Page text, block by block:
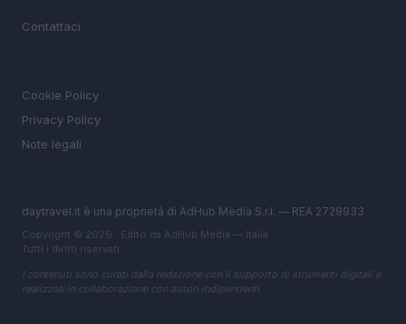
Contattaci
Cookie Policy
Privacy Policy
Note legali
daytravel.it è una proprietà di AdHub Media S.r.l. — REA 2729933
Copyright © 2026 · Edito da AdHub Media — Italia
Tutti i diritti riservati
I contenuti sono curati dalla redazione con il supporto di strumenti digitali e
realizzati in collaborazione con autori indipendenti.